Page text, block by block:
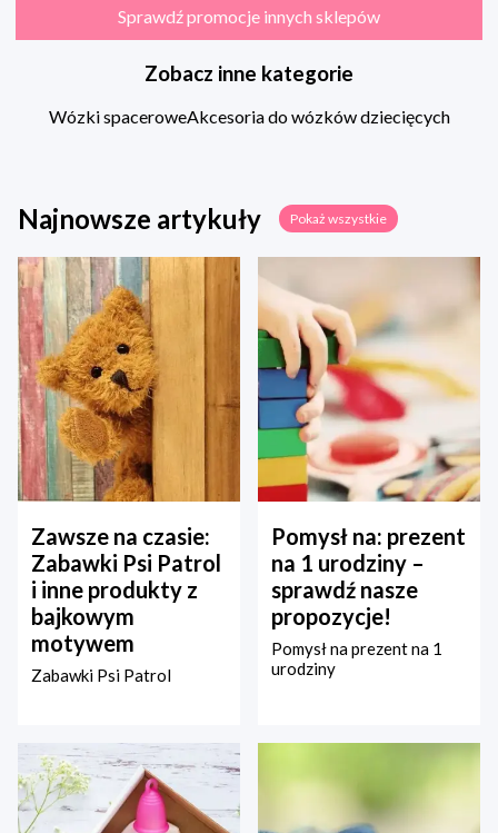
Sprawdź promocje innych sklepów
Zobacz inne kategorie
Wózki spaceroweAkcesoria do wózków dziecięcych
Najnowsze artykuły Pokaż wszystkie
Zawsze na czasie:
Zabawki Psi Patrol
i inne produkty z
bajkowym
motywem
Zabawki Psi Patrol
Pomysł na: prezent
na 1 urodziny –
sprawdź nasze
propozycje!
Pomysł na prezent na 1
urodziny